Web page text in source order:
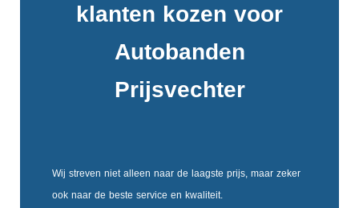
klanten kozen voor
Autobanden
Prijsvechter
Wij streven niet alleen naar de laagste prijs, maar zeker
ook naar de beste service en kwaliteit.